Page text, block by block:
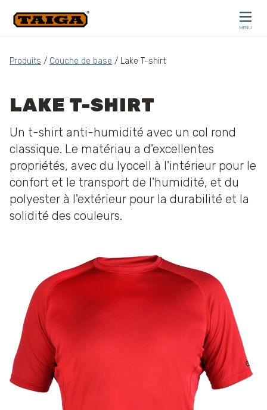
MENU
Produits / Couche de base / Lake T-shirt
LAKE T-SHIRT
Un t-shirt anti-humidité avec un col rond
classique. Le matériau a d'excellentes
propriétés, avec du lyocell à l'intérieur pour le
confort et le transport de l'humidité, et du
polyester à l'extérieur pour la durabilité et la
solidité des couleurs.